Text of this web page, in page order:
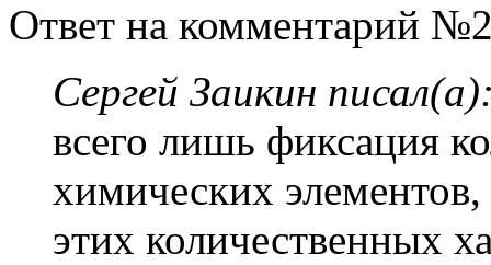
Ответ на комментарий
Сергей Заикин
всего лишь фиксация
химических
этих количественных